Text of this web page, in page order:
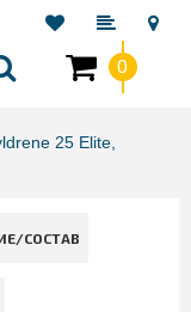
0
25 Elite,
СОСТАВ